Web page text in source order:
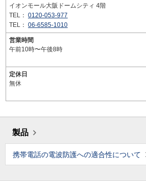
イオンモール大阪ドームシティ 4階
TEL： 0120-053-977
TEL： 06-6585-1010
営業時間
午前10時〜午後8時
定休日
無休
製品
携帯電話の電波防護への適合性について